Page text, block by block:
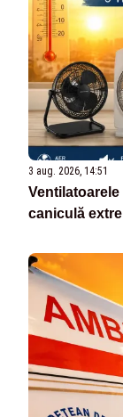
3 aug. 2026, 14:51
caniculă